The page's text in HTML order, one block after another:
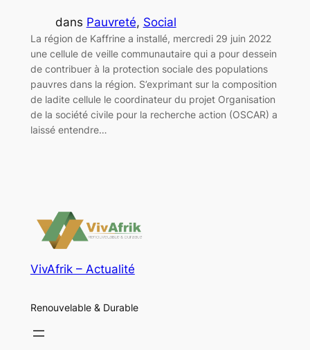
dans Pauvreté, Social
La région de Kaffrine a installé, mercredi 29 juin 2022
une cellule de veille communautaire qui a pour dessein
de contribuer à la protection sociale des populations
pauvres dans la région. S’exprimant sur la composition
de ladite cellule le coordinateur du projet Organisation
de la société civile pour la recherche action (OSCAR) a
laissé entendre…
VivAfrik – Actualité
Renouvelable & Durable